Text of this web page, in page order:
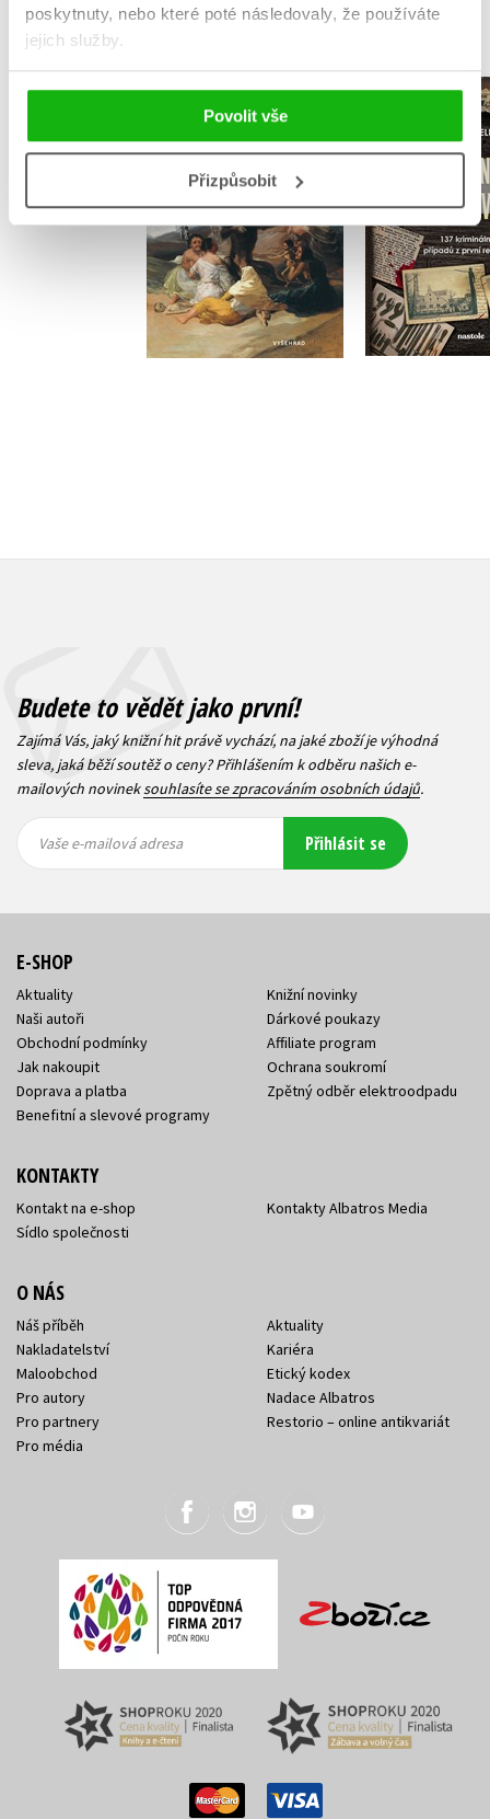
poskytnuty, nebo které poté následovaly, že používáte
jejich služby.
Povolit vše
Přizpůsobit
Kronika jednoho
šílenství
Jaroslav Čechura
Do košíku
449 Kč
359 Kč
Hříšné
Petr
Do
319 Kč
Budete to vědět jako první!
Zajímá Vás, jaký knižní hit právě vychází, na jaké zboží je výhodná
sleva, jaká běží soutěž o ceny? Přihlášením k odběru našich e-
mailových novineksouhlasíte se zpracováním osobních údajů.
mailová
mailová
Vaše e-mailová adresa Přihlásit se
E-SHOP
Aktuality
Naši autoři
Obchodní podmínky
Jak nakoupit
Doprava a platba
Benefitní a slevové programy
Knižní novinky
Dárkové poukazy
Affiliate program
Ochrana soukromí
Zpětný odběr elektroodpadu
KONTAKTY
Kontakt na e-shop
Sídlo společnosti
Kontakty Albatros Media
O NÁS
Náš příběh
Nakladatelství
Maloobchod
Pro autory
Pro partnery
Pro média
Aktuality
Kariéra
Etický kodex
Nadace Albatros
Restorio – online antikvariát